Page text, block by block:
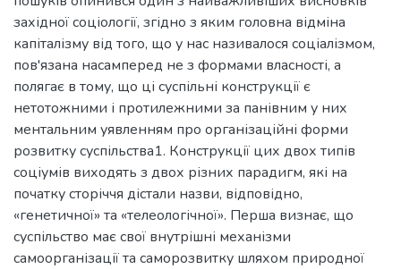
західної соціології, згідно з яким головна відміна
капіталізму від того, що у нас називалося соціалізмом,
пов'язана насамперед не з формами власності, а
полягає в тому, що ці суспільні конструкції є
нетотожними і протилежними за панівним у них
ментальним уявленням про організаційні форми
розвитку суспільства1. Конструкції цих двох типів
соціумів виходять з двох різних парадигм, які на
початку сторіччя дістали назви, відповідно,
«генетичної» та «телеологічної». Перша визнає, що
суспільство має свої внутрішні механізми
самоорганізації та саморозвитку шляхом природної